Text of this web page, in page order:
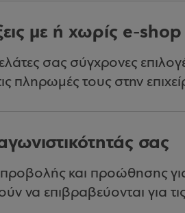
με ή χωρίς e-shop
σας σύγχρονες
πληρωμές τους στην
σας
προβολής και προώθησης
να επιβραβεύονται για